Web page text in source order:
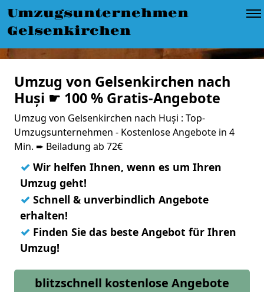
Umzugsunternehmen
Gelsenkirchen
Umzug von Gelsenkirchen nach
Huși ☛ 100 % Gratis-Angebote
Umzug von Gelsenkirchen nach Huși : Top-
Umzugsunternehmen - Kostenlose Angebote in 4
Min. ➨ Beiladung ab 72€
✓ Wir helfen Ihnen, wenn es um Ihren
Umzug geht!
✓ Schnell & unverbindlich Angebote
erhalten!
✓ Finden Sie das beste Angebot für Ihren
Umzug!
blitzschnell kostenlose Angebote